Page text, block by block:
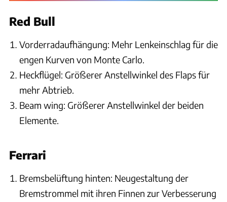
Red Bull
Vorderradaufhängung: Mehr Lenkeinschlag für die
engen Kurven von Monte Carlo.
Heckflügel: Größerer Anstellwinkel des Flaps für
mehr Abtrieb.
Beam wing: Größerer Anstellwinkel der beiden
Elemente.
Ferrari
Bremsbelüftung hinten: Neugestaltung der
Bremstrommel mit ihren Finnen zur Verbesserung